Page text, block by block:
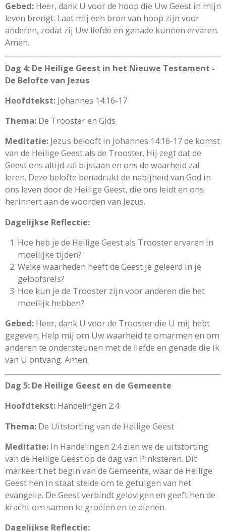
Gebed: Heer, dank U voor de hoop die Uw Geest in mijn
leven brengt. Laat mij een bron van hoop zijn voor
anderen, zodat zij Uw liefde en genade kunnen ervaren.
Amen.
Dag 4: De Heilige Geest in het Nieuwe Testament -
De Belofte van Jezus
Hoofdtekst: Johannes 14:16-17
Thema: De Trooster en Gids
Meditatie: Jezus belooft in Johannes 14:16-17 de komst
van de Heilige Geest als de Trooster. Hij zegt dat de
Geest ons altijd zal bijstaan en ons de waarheid zal
leren. Deze belofte benadrukt de nabijheid van God in
ons leven door de Heilige Geest, die ons leidt en ons
herinnert aan de woorden van Jezus.
Dagelijkse Reflectie:
Hoe heb je de Heilige Geest als Trooster ervaren in
moeilijke tijden?
Welke waarheden heeft de Geest je geleerd in je
geloofsreis?
Hoe kun je de Trooster zijn voor anderen die het
moeilijk hebben?
Gebed: Heer, dank U voor de Trooster die U mij hebt
gegeven. Help mij om Uw waarheid te omarmen en om
anderen te ondersteunen met de liefde en genade die ik
van U ontvang. Amen.
Dag 5: De Heilige Geest en de Gemeente
Hoofdtekst: Handelingen 2:4
Thema: De Uitstorting van de Heilige Geest
Meditatie: In Handelingen 2:4 zien we de uitstorting
van de Heilige Geest op de dag van Pinksteren. Dit
markeert het begin van de Gemeente, waar de Heilige
Geest hen in staat stelde om te getuigen van het
evangelie. De Geest verbindt gelovigen en geeft hen de
kracht om samen te groeien en te dienen.
Dagelijkse Reflectie: